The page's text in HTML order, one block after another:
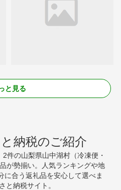
と見る
納税のご紹介
件の山梨県山中湖村（冷凍便・
が勢揃い。人気ランキングや地
に合う返礼品を安心して選べま
と納税サイト。